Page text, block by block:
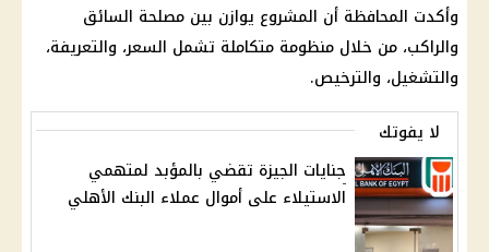
وأكدت المحافظة أن المشروع يوازن بين مصلحة السائق
والراكب، من خلال منظومة متكاملة تشمل السعر، والتعريفة،
والتشغيل، والترخيص.
لا يفوتك
جنايات الجيزة تقضي بالمؤبد لمتهمي
الاستيلاء على أموال عملاء البنك الأهلي